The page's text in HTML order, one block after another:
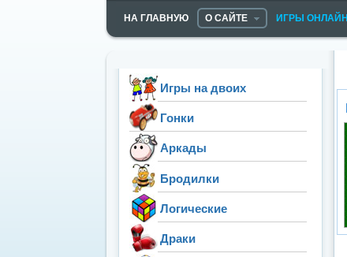
НА ГЛАВНУЮ О САЙТЕ ИГРЫ ОНЛАЙН
Игры на двоих
Гонки
Аркады
Бродилки
Логические
Драки